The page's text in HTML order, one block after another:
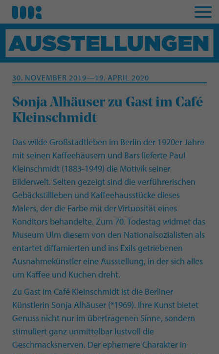
30. NOVEMBER 2019—19. APRIL 2020
Sonja Alhäuser zu Gast im Café
Kleinschmidt
Das wilde Großstadtleben im Berlin der 1920er Jahre
mit seinen Kaffeehäusern und Bars lieferte Paul
Kleinschmidt (1883-1949) die Motivik seiner
Bilderwelt. Selten gezeigt sind die verführerischen
Gebäckstillleben und Kaffeehausstücke dieses
Malers, der die Farbe mit der Virtuosität eines
Konditors behandelte. Zum 70. Todestag widmet das
Museum Ulm diesem von den Nationalsozialisten als
entartet diffamierten und ins Exils getriebenen
Ausnahmekünstler eine Ausstellung, in der sich alles
um Kaffee und Kuchen dreht.
Zu Gast im Café Kleinschmidt ist die Berliner
Künstlerin Sonja Alhäuser (*1969). Ihre Kunst bietet
Genuss nicht nur im übertragenen Sinne, sondern
stimuliert ganz unmittelbar lustvoll die
Geschmacksnerven. Der ephemere Charakter in